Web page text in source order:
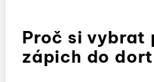
Proč si vybrat
zápich do